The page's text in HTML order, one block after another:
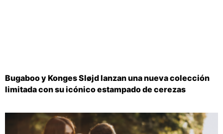
Bugaboo y Konges Sløjd lanzan una nueva colección
limitada con su icónico estampado de cerezas